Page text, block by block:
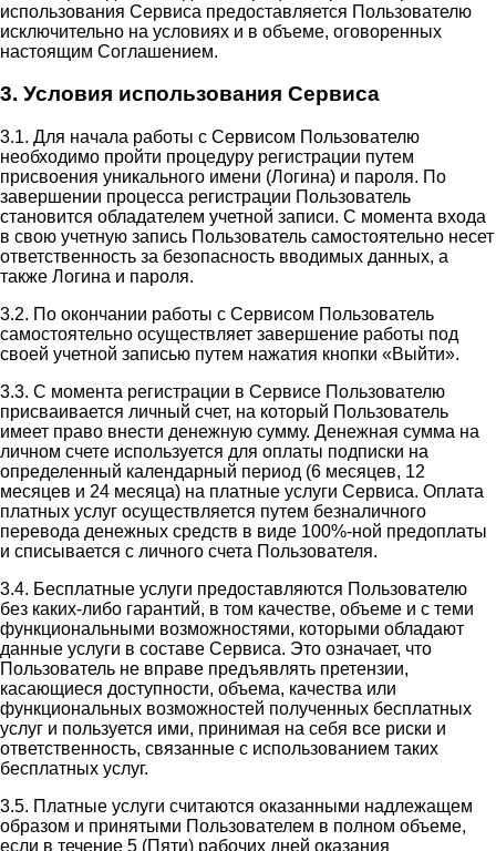
использования Сервиса предоставляется Пользователю
исключительно на условиях и в объеме, оговоренных
настоящим Соглашением.
3. Условия использования Сервиса
3.1. Для начала работы с Сервисом Пользователю
необходимо пройти процедуру регистрации путем
присвоения уникального имени (Логина) и пароля. По
завершении процесса регистрации Пользователь
становится обладателем учетной записи. С момента входа
в свою учетную запись Пользователь самостоятельно несет
ответственность за безопасность вводимых данных, а
также Логина и пароля.
3.2. По окончании работы с Сервисом Пользователь
самостоятельно осуществляет завершение работы под
своей учетной записью путем нажатия кнопки «Выйти».
3.3. С момента регистрации в Сервисе Пользователю
присваивается личный счет, на который Пользователь
имеет право внести денежную сумму. Денежная сумма на
личном счете используется для оплаты подписки на
определенный календарный период (6 месяцев, 12
месяцев и 24 месяца) на платные услуги Сервиса. Оплата
платных услуг осуществляется путем безналичного
перевода денежных средств в виде 100%-ной предоплаты
и списывается с личного счета Пользователя.
3.4. Бесплатные услуги предоставляются Пользователю
без каких-либо гарантий, в том качестве, объеме и с теми
функциональными возможностями, которыми обладают
данные услуги в составе Сервиса. Это означает, что
Пользователь не вправе предъявлять претензии,
касающиеся доступности, объема, качества или
функциональных возможностей полученных бесплатных
услуг и пользуется ими, принимая на себя все риски и
ответственность, связанные с использованием таких
бесплатных услуг.
3.5. Платные услуги считаются оказанными надлежащем
образом и принятыми Пользователем в полном объеме,
если в течение 5 (Пяти) рабочих дней оказания